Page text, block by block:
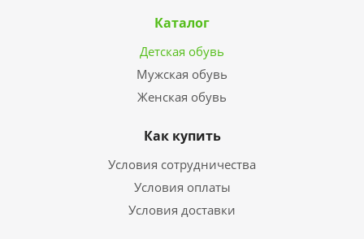
Каталог
Детская обувь
Мужская обувь
Женская обувь
Как купить
Условия сотрудничества
Условия оплаты
Условия доставки